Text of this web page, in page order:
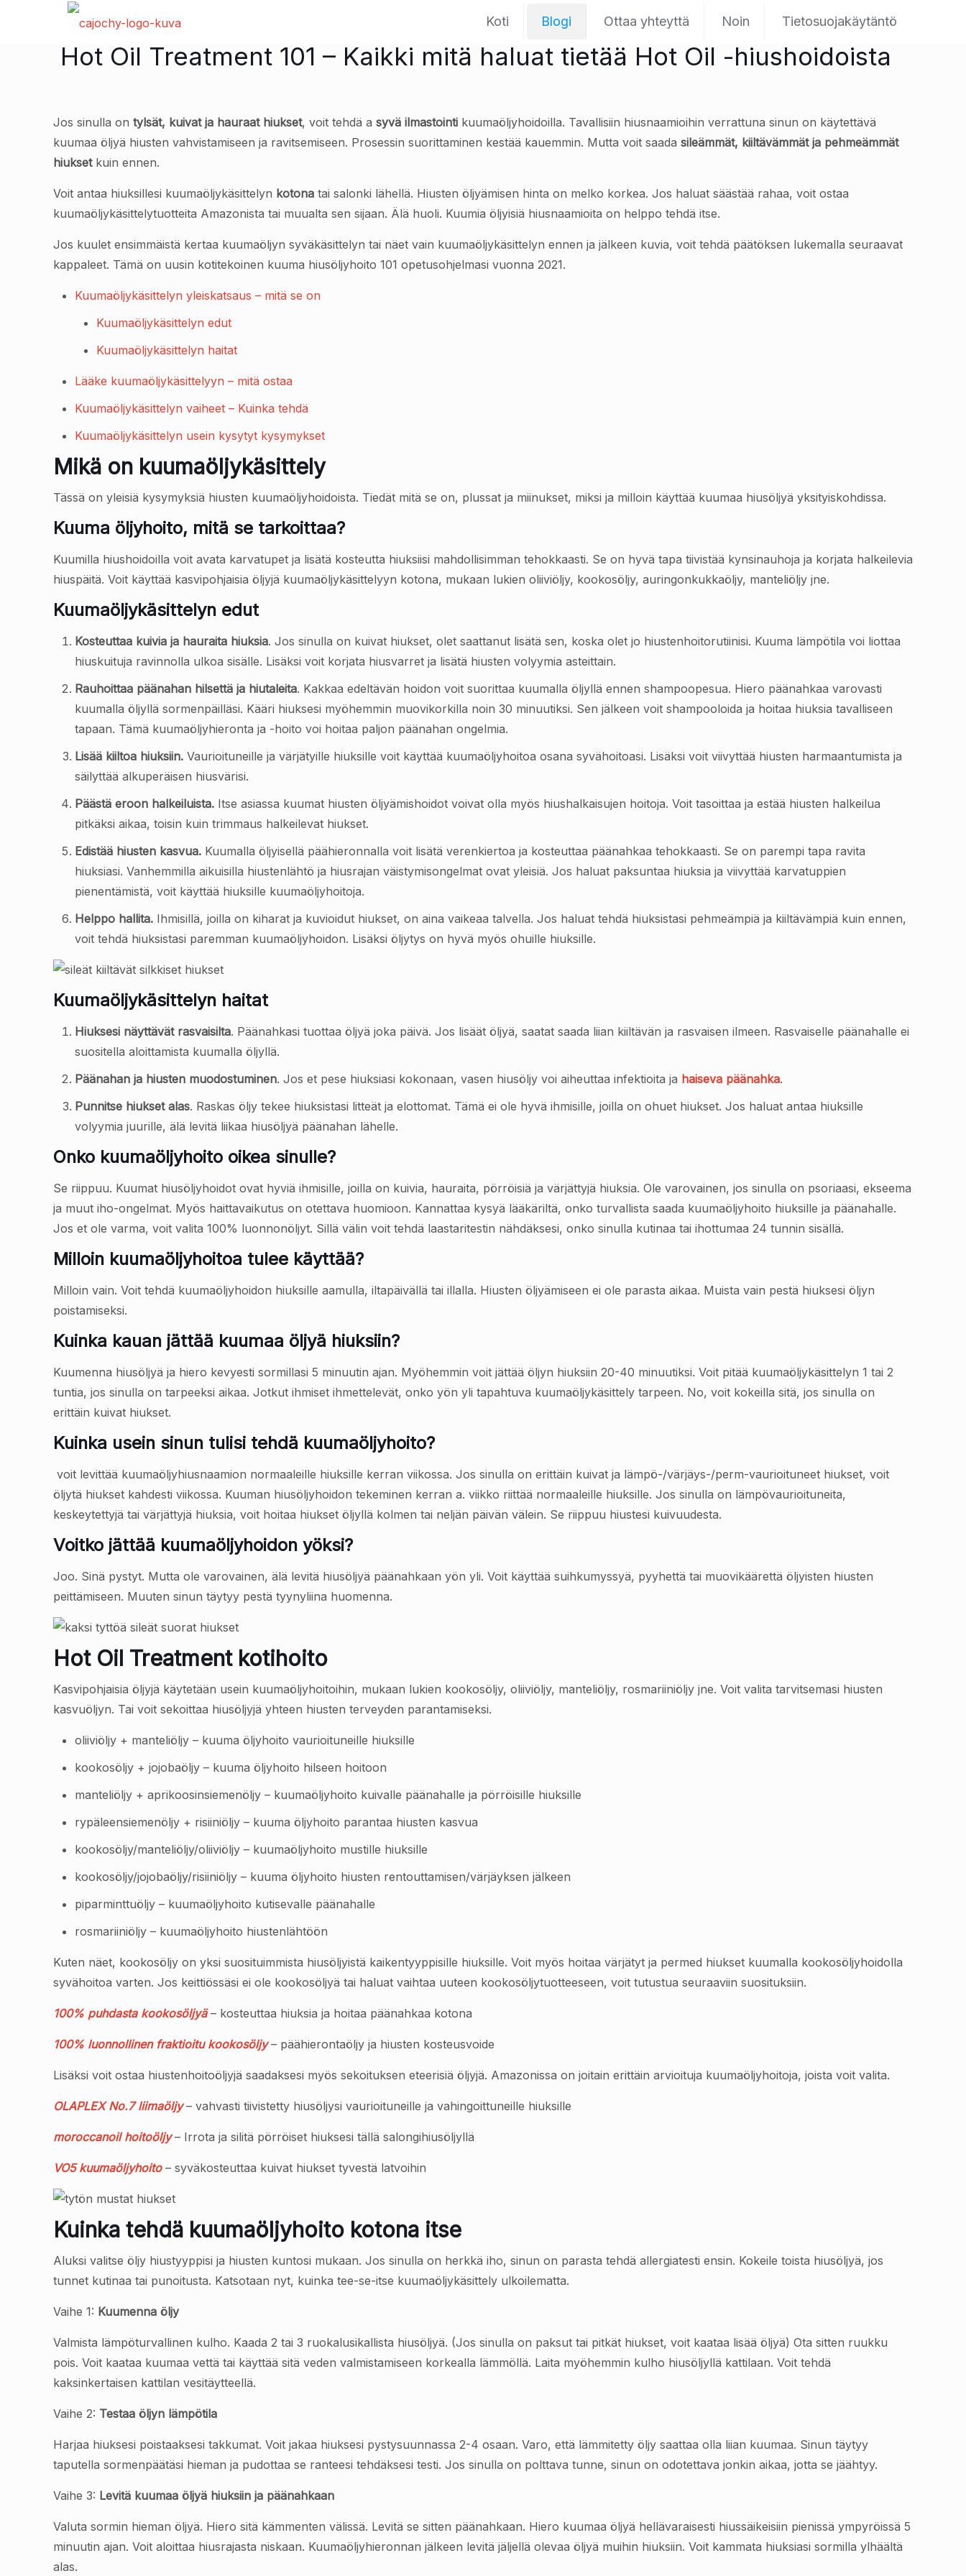
Koti Blogi Ottaa yhteyttä Noin Tietosuojakäytäntö
Hot Oil Treatment 101 – Kaikki mitä haluat tietää Hot Oil -hiushoidoista
Jos sinulla on tylsät, kuivat ja hauraat hiukset, voit tehdä a syvä ilmastointi kuumaöljyhoidoilla. Tavallisiin hiusnaamioihin verrattuna sinun on käytettävä
kuumaa öljyä hiusten vahvistamiseen ja ravitsemiseen. Prosessin suorittaminen kestää kauemmin. Mutta voit saada sileämmät, kiiltävämmät ja pehmeämmät
hiuksetkuin ennen.
Voit antaa hiuksillesi kuumaöljykäsittelyn kotona tai salonki lähellä. Hiusten öljyämisen hinta on melko korkea. Jos haluat säästää rahaa, voit ostaa
kuumaöljykäsittelytuotteita Amazonista tai muualta sen sijaan. Älä huoli. Kuumia öljyisiä hiusnaamioita on helppo tehdä itse.
Jos kuulet ensimmäistä kertaa kuumaöljyn syväkäsittelyn tai näet vain kuumaöljykäsittelyn ennen ja jälkeen kuvia, voit tehdä päätöksen lukemalla seuraavat
kappaleet. Tämä on uusin kotitekoinen kuuma hiusöljyhoito 101 opetusohjelmasi vuonna 2021.
Kuumaöljykäsittelyn yleiskatsaus – mitä se on
Kuumaöljykäsittelyn edut
Kuumaöljykäsittelyn haitat
Lääke kuumaöljykäsittelyyn – mitä ostaa
Kuumaöljykäsittelyn vaiheet – Kuinka tehdä
Kuumaöljykäsittelyn usein kysytyt kysymykset
Mikä on kuumaöljykäsittely
Tässä on yleisiä kysymyksiä hiusten kuumaöljyhoidoista. Tiedät mitä se on, plussat ja miinukset, miksi ja milloin käyttää kuumaa hiusöljyä yksityiskohdissa.
Kuuma öljyhoito, mitä se tarkoittaa?
Kuumilla hiushoidoilla voit avata karvatupet ja lisätä kosteutta hiuksiisi mahdollisimman tehokkaasti. Se on hyvä tapa tiivistää kynsinauhoja ja korjata halkeilevia
hiuspäitä. Voit käyttää kasvipohjaisia öljyjä kuumaöljykäsittelyyn kotona, mukaan lukien oliiviöljy, kookosöljy, auringonkukkaöljy, manteliöljy jne.
Kuumaöljykäsittelyn edut
Kosteuttaa kuivia ja hauraita hiuksia. Jos sinulla on kuivat hiukset, olet saattanut lisätä sen, koska olet jo hiustenhoitorutiinisi. Kuuma lämpötila voi liottaa
hiuskuituja ravinnolla ulkoa sisälle. Lisäksi voit korjata hiusvarret ja lisätä hiusten volyymia asteittain.
Rauhoittaa päänahan hilsettä ja hiutaleita. Kakkaa edeltävän hoidon voit suorittaa kuumalla öljyllä ennen shampoopesua. Hiero päänahkaa varovasti
kuumalla öljyllä sormenpäilläsi. Kääri hiuksesi myöhemmin muovikorkilla noin 30 minuutiksi. Sen jälkeen voit shampooloida ja hoitaa hiuksia tavalliseen
tapaan. Tämä kuumaöljyhieronta ja -hoito voi hoitaa paljon päänahan ongelmia.
Lisää kiiltoa hiuksiin. Vaurioituneille ja värjätyille hiuksille voit käyttää kuumaöljyhoitoa osana syvähoitoasi. Lisäksi voit viivyttää hiusten harmaantumista ja
säilyttää alkuperäisen hiusvärisi.
Päästä eroon halkeiluista. Itse asiassa kuumat hiusten öljyämishoidot voivat olla myös hiushalkaisujen hoitoja. Voit tasoittaa ja estää hiusten halkeilua
pitkäksi aikaa, toisin kuin trimmaus halkeilevat hiukset.
Edistää hiusten kasvua. Kuumalla öljyisellä päähieronnalla voit lisätä verenkiertoa ja kosteuttaa päänahkaa tehokkaasti. Se on parempi tapa ravita
hiuksiasi. Vanhemmilla aikuisilla hiustenlähtö ja hiusrajan väistymisongelmat ovat yleisiä. Jos haluat paksuntaa hiuksia ja viivyttää karvatuppien
pienentämistä, voit käyttää hiuksille kuumaöljyhoitoja.
Helppo hallita. Ihmisillä, joilla on kiharat ja kuvioidut hiukset, on aina vaikeaa talvella. Jos haluat tehdä hiuksistasi pehmeämpiä ja kiiltävämpiä kuin ennen,
voit tehdä hiuksistasi paremman kuumaöljyhoidon. Lisäksi öljytys on hyvä myös ohuille hiuksille.
Kuumaöljykäsittelyn haitat
Hiuksesi näyttävät rasvaisilta. Päänahkasi tuottaa öljyä joka päivä. Jos lisäät öljyä, saatat saada liian kiiltävän ja rasvaisen ilmeen. Rasvaiselle päänahalle ei
suositella aloittamista kuumalla öljyllä.
Päänahan ja hiusten muodostuminen. Jos et pese hiuksiasi kokonaan, vasen hiusöljy voi aiheuttaa infektioita ja haiseva päänahka.
Punnitse hiukset alas. Raskas öljy tekee hiuksistasi litteät ja elottomat. Tämä ei ole hyvä ihmisille, joilla on ohuet hiukset. Jos haluat antaa hiuksille
volyymia juurille, älä levitä liikaa hiusöljyä päänahan lähelle.
Onko kuumaöljyhoito oikea sinulle?
Se riippuu. Kuumat hiusöljyhoidot ovat hyviä ihmisille, joilla on kuivia, hauraita, pörröisiä ja värjättyjä hiuksia. Ole varovainen, jos sinulla on psoriaasi, ekseema
ja muut iho-ongelmat. Myös haittavaikutus on otettava huomioon. Kannattaa kysyä lääkäriltä, onko turvallista saada kuumaöljyhoito hiuksille ja päänahalle.
Jos et ole varma, voit valita 100% luonnonöljyt. Sillä välin voit tehdä laastaritestin nähdäksesi, onko sinulla kutinaa tai ihottumaa 24 tunnin sisällä.
Milloin kuumaöljyhoitoa tulee käyttää?
Milloin vain. Voit tehdä kuumaöljyhoidon hiuksille aamulla, iltapäivällä tai illalla. Hiusten öljyämiseen ei ole parasta aikaa. Muista vain pestä hiuksesi öljyn
poistamiseksi.
Kuinka kauan jättää kuumaa öljyä hiuksiin?
Kuumenna hiusöljyä ja hiero kevyesti sormillasi 5 minuutin ajan. Myöhemmin voit jättää öljyn hiuksiin 20-40 minuutiksi. Voit pitää kuumaöljykäsittelyn 1 tai 2
tuntia, jos sinulla on tarpeeksi aikaa. Jotkut ihmiset ihmettelevät, onko yön yli tapahtuva kuumaöljykäsittely tarpeen. No, voit kokeilla sitä, jos sinulla on
erittäin kuivat hiukset.
Kuinka usein sinun tulisi tehdä kuumaöljyhoito?
voit levittää kuumaöljyhiusnaamion normaaleille hiuksille kerran viikossa. Jos sinulla on erittäin kuivat ja lämpö-/värjäys-/perm-vaurioituneet hiukset, voit
öljytä hiukset kahdesti viikossa. Kuuman hiusöljyhoidon tekeminen kerran a. viikko riittää normaaleille hiuksille. Jos sinulla on lämpövaurioituneita,
keskeytettyjä tai värjättyjä hiuksia, voit hoitaa hiukset öljyllä kolmen tai neljän päivän välein. Se riippuu hiustesi kuivuudesta.
Voitko jättää kuumaöljyhoidon yöksi?
Joo. Sinä pystyt. Mutta ole varovainen, älä levitä hiusöljyä päänahkaan yön yli. Voit käyttää suihkumyssyä, pyyhettä tai muovikäärettä öljyisten hiusten
peittämiseen. Muuten sinun täytyy pestä tyynyliina huomenna.
Hot Oil Treatment kotihoito
Kasvipohjaisia öljyjä käytetään usein kuumaöljyhoitoihin, mukaan lukien kookosöljy, oliiviöljy, manteliöljy, rosmariiniöljy jne. Voit valita tarvitsemasi hiusten
kasvuöljyn. Tai voit sekoittaa hiusöljyjä yhteen hiusten terveyden parantamiseksi.
oliiviöljy + manteliöljy – kuuma öljyhoito vaurioituneille hiuksille
kookosöljy + jojobaöljy – kuuma öljyhoito hilseen hoitoon
manteliöljy + aprikoosinsiemenöljy – kuumaöljyhoito kuivalle päänahalle ja pörröisille hiuksille
rypäleensiemenöljy + risiiniöljy – kuuma öljyhoito parantaa hiusten kasvua
kookosöljy/manteliöljy/oliiviöljy – kuumaöljyhoito mustille hiuksille
kookosöljy/jojobaöljy/risiiniöljy – kuuma öljyhoito hiusten rentouttamisen/värjäyksen jälkeen
piparminttuöljy – kuumaöljyhoito kutisevalle päänahalle
rosmariiniöljy – kuumaöljyhoito hiustenlähtöön
Kuten näet, kookosöljy on yksi suosituimmista hiusöljyistä kaikentyyppisille hiuksille. Voit myös hoitaa värjätyt ja permed hiukset kuumalla kookosöljyhoidolla
syvähoitoa varten. Jos keittiössäsi ei ole kookosöljyä tai haluat vaihtaa uuteen kookosöljytuotteeseen, voit tutustua seuraaviin suosituksiin.
100% puhdasta kookosöljyä– kosteuttaa hiuksia ja hoitaa päänahkaa kotona
100% luonnollinen fraktioitu kookosöljy– päähierontaöljy ja hiusten kosteusvoide
Lisäksi voit ostaa hiustenhoitoöljyjä saadaksesi myös sekoituksen eteerisiä öljyjä. Amazonissa on joitain erittäin arvioituja kuumaöljyhoitoja, joista voit valita.
OLAPLEX No.7 liimaöljy– vahvasti tiivistetty hiusöljysi vaurioituneille ja vahingoittuneille hiuksille
moroccanoil hoitoöljy– Irrota ja silitä pörröiset hiuksesi tällä salongihiusöljyllä
VO5 kuumaöljyhoito– syväkosteuttaa kuivat hiukset tyvestä latvoihin
Kuinka tehdä kuumaöljyhoito kotona itse
Aluksi valitse öljy hiustyyppisi ja hiusten kuntosi mukaan. Jos sinulla on herkkä iho, sinun on parasta tehdä allergiatesti ensin. Kokeile toista hiusöljyä, jos
tunnet kutinaa tai punoitusta. Katsotaan nyt, kuinka tee-se-itse kuumaöljykäsittely ulkoilematta.
Vaihe 1: Kuumenna öljy
Valmista lämpöturvallinen kulho. Kaada 2 tai 3 ruokalusikallista hiusöljyä. (Jos sinulla on paksut tai pitkät hiukset, voit kaataa lisää öljyä) Ota sitten ruukku
pois. Voit kaataa kuumaa vettä tai käyttää sitä veden valmistamiseen korkealla lämmöllä. Laita myöhemmin kulho hiusöljyllä kattilaan. Voit tehdä
kaksinkertaisen kattilan vesitäytteellä.
Vaihe 2: Testaa öljyn lämpötila
Harjaa hiuksesi poistaaksesi takkumat. Voit jakaa hiuksesi pystysuunnassa 2-4 osaan. Varo, että lämmitetty öljy saattaa olla liian kuumaa. Sinun täytyy
taputella sormenpäätäsi hieman ja pudottaa se ranteesi tehdäksesi testi. Jos sinulla on polttava tunne, sinun on odotettava jonkin aikaa, jotta se jäähtyy.
Vaihe 3: Levitä kuumaa öljyä hiuksiin ja päänahkaan
Valuta sormin hieman öljyä. Hiero sitä kämmenten välissä. Levitä se sitten päänahkaan. Hiero kuumaa öljyä hellävaraisesti hiussäikeisiin pienissä ympyröissä 5
minuutin ajan. Voit aloittaa hiusrajasta niskaan. Kuumaöljyhieronnan jälkeen levitä jäljellä olevaa öljyä muihin hiuksiin. Voit kammata hiuksiasi sormilla ylhäältä
alas.